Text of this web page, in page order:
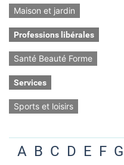
Maison et jardin
Professions libérales
Santé Beauté Forme
Services
Sports et loisirs
A B C D E F G